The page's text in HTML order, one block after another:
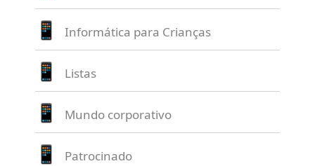
Informática para Crianças
Listas
Mundo corporativo
Patrocinado